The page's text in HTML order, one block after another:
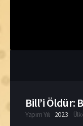
Bill’i Öldür:
Yapım Yılı 2023